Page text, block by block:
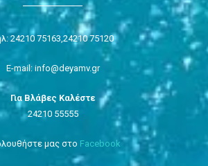
24210 75163,24210 75120
E-mail: info@deyamv.gr
Για Βλάβες Καλέστε
24210 55555
μας στο Facebook